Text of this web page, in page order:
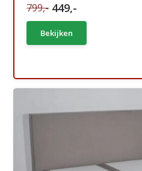
799,- 449,-
Bekijken